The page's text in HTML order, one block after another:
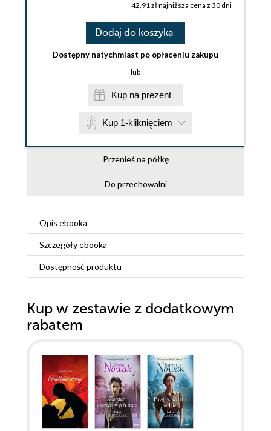
42,91 zł najniższa cena z 30 dni
Dodaj do koszyka
Dostępny natychmiast po opłaceniu zakupu
lub
Kup na prezent
Kup 1-kliknięciem
Przenieś na półkę
Do przechowalni
Opis ebooka
Szczegółyebooka
Dostępność produktu
Kup w zestawie z dodatkowym
rabatem